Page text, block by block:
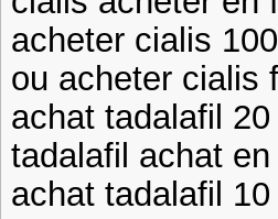
acheter cialis
ou acheter cialis
achat tadalafil
tadalafil achat
achat tadalafil